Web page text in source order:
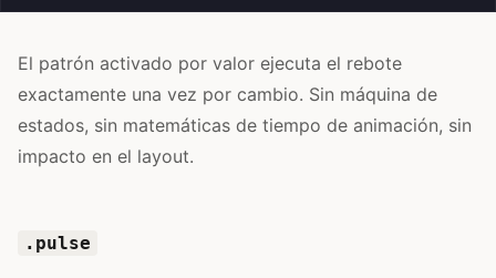
El patrón activado por valor ejecuta el rebote
exactamente una vez por cambio. Sin máquina de
estados, sin matemáticas de tiempo de animación, sin
impacto en el layout.
.pulse